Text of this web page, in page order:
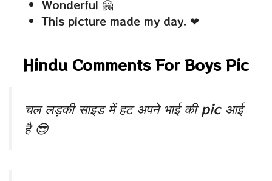
Wonderful 🤗
This picture made my day. ❤
Hindu Comments For Boys Pic
चल लड़की साइड में हट अपने भाई की pic आई
है 😎